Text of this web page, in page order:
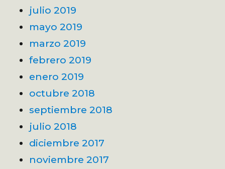
julio 2019
mayo 2019
marzo 2019
febrero 2019
enero 2019
octubre 2018
septiembre 2018
julio 2018
diciembre 2017
noviembre 2017